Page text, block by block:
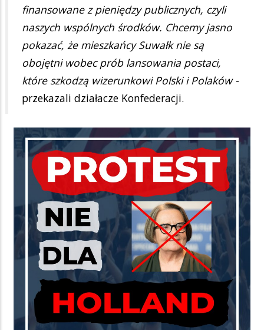
finansowane z pieniędzy publicznych, czyli
naszych wspólnych środków. Chcemy jasno
pokazać, że mieszkańcy Suwałk nie są
obojętni wobec prób lansowania postaci,
które szkodzą wizerunkowi Polski i Polaków -
przekazali działacze Konfederacji.